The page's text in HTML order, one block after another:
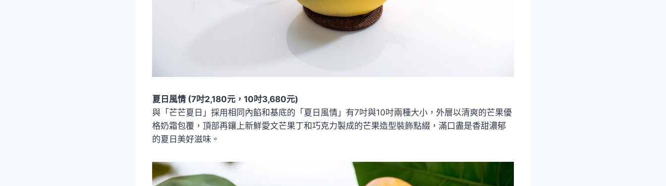
夏日風情 (7吋2,180元，10吋3,680元)
與「芒芒夏日」採用相同內餡和基底的「夏日風情」有7吋與10吋兩種大小，外層以清爽的芒果優
格奶霜包覆，頂部再鑲上新鮮愛文芒果丁和巧克力製成的芒果造型裝飾點綴，滿口盡是香甜濃郁
的夏日美好滋味。